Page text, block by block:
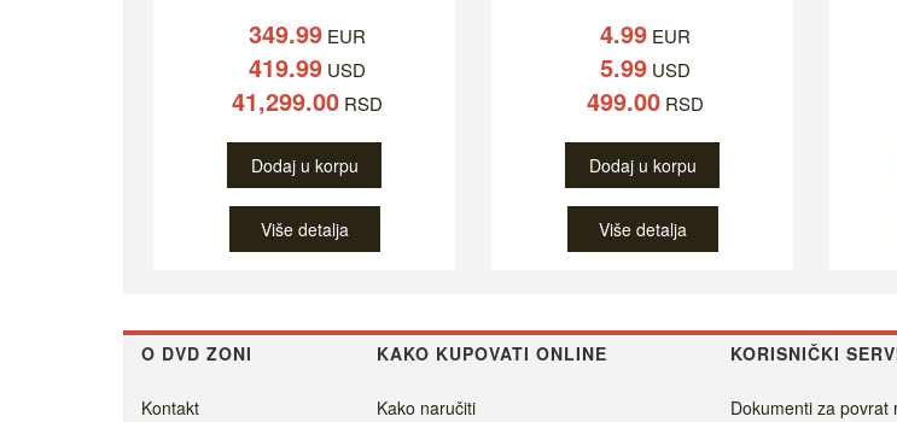
349.99 EUR
419.99 USD
41,299.00 RSD
Dodaj u korpu
Više detalja
4.99 EUR
5.99 USD
499.00 RSD
Dodaj u korpu
Više detalja
O DVD ZONI KAKO KUPOVATI ONLINE KORISNIČKI
Kontakt
Kako naručiti
Dokumenti za povrat